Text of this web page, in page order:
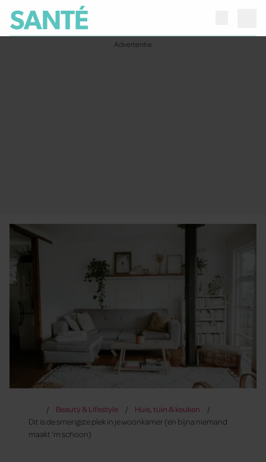
Beauty & Lifestyle
Huis, tuin & keuken
Dit is de smerigste plek in je woonkamer (en bijna niemand
maakt ‘m schoon)